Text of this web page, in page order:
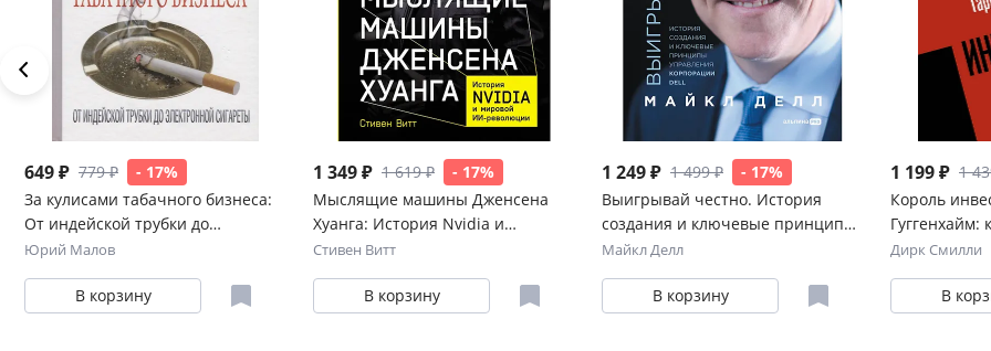
649 ₽ 779 ₽
- 17%
За кулисами табачного бизнеса:
От индейской трубки до
электронной сигареты
Юрий Малов
В корзину
1 349 ₽ 1 619 ₽
- 17%
Мыслящие машины Дженсена
Хуанга: История Nvidia и
мировой ИИ-революции
Стивен Витт
В корзину
1 249 ₽ 1 499 ₽
- 17%
Выигрывай честно. История
создания и ключевые принципы
управления корпорации DELL
Майкл Делл
В корзину
1 199 ₽ 1
Король
Гуггенхайм:
завтрашнего
Дирк Смилли
В